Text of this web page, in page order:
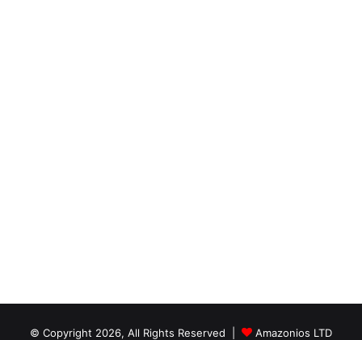
© Copyright 2026, All Rights Reserved | Amazonios LTD